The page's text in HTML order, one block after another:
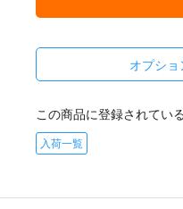
オプショ
この商品に登録されてい
入荷一覧